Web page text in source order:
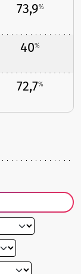
73,9%
40%
72,7%